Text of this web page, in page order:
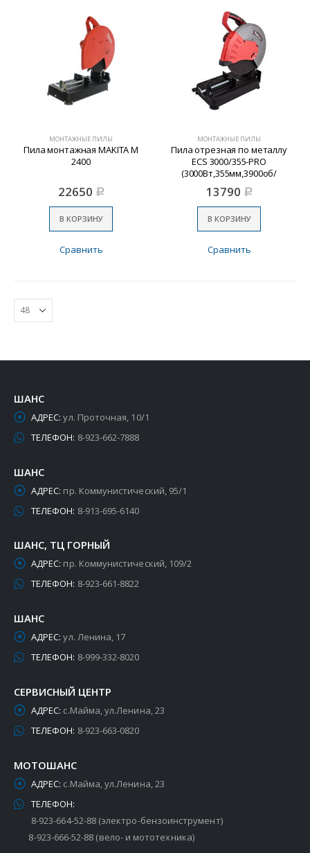
МОНТАЖНЫЕ ПИЛЫ
Пила монтажная MAKITA М
2400
22650 Р
В КОРЗИНУ
Сравнить
МОНТАЖНЫЕ ПИЛЫ
Пила отрезная по металлу
ECS 3000/355-PRO
(3000Вт,355мм,3900об/
мин,шир.реза
205мм,глубина 140мм) №1
13790 Р
В КОРЗИНУ
Сравнить
ШАНС
АДРЕС: ул. Проточная, 10/1
ТЕЛЕФОН: 8-923-662-7888
ШАНС
АДРЕС: пр. Коммунистический, 95/1
ТЕЛЕФОН: 8-913-695-6140
ШАНС, ТЦ ГОРНЫЙ
АДРЕС: пр. Коммунистический, 109/2
ТЕЛЕФОН: 8-923-661-8822
ШАНС
АДРЕС: ул. Ленина, 17
ТЕЛЕФОН: 8-999-332-8020
СЕРВИСНЫЙ ЦЕНТР
АДРЕС: с.Майма, ул.Ленина, 23
ТЕЛЕФОН: 8-923-663-0820
МОТОШАНС
АДРЕС: с.Майма, ул.Ленина, 23
ТЕЛЕФОН:
8-923-664-52-88 (электро-бензоинструмент)
8-923-666-52-88 (вело- и мототехника)